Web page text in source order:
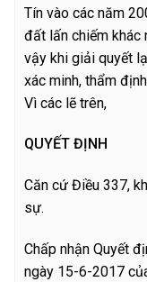
Tín vào các năm
đất lấn chiếm khác
vậy khi giải quyết
xác minh, thẩm
Vì các lẽ trên,
QUYẾT ĐỊNH
Căn cứ Điều 337,
sự.
Chấp nhận Quyết
ngày 15-6-2017